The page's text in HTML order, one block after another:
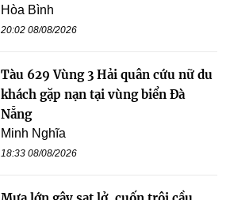
Hòa Bình
20:02 08/08/2026
Tàu 629 Vùng 3 Hải quân cứu nữ du
khách gặp nạn tại vùng biển Đà
Nẵng
Minh Nghĩa
18:33 08/08/2026